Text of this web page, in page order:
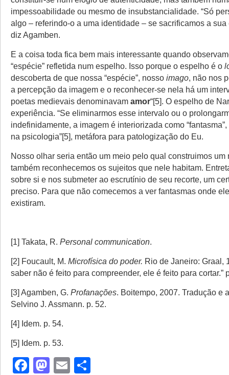
impessoabilidade ou mesmo de insubstancialidade. “Só
algo – referindo-o a uma identidade – se sacrificamos a sua
diz Agamben.
E a coisa toda fica bem mais interessante quando
“espécie” refletida num espelho. Isso porque o espelho é o
descoberta de que nossa “espécie”, nosso imago, não nos
a percepção da imagem e o reconhecer-se nela há um
poetas medievais denominavam amor“[5]. O espelho de
experiência. “Se eliminarmos esse intervalo ou o
indefinidamente, a imagem é interiorizada como
na psicologia”[5], metáfora para patologização do Eu.
Nosso olhar seria então um meio pelo qual construimos um
também reconhecemos os sujeitos que nele habitam.
sobre si e nos submeter ao escrutínio de seu recorte, um
preciso. Para que não comecemos a ver fantasmas onde
existiram.
[1] Takata, R. Personal communication.
[2] Foucault, M. Microfísica do poder. Rio de Janeiro: Graal,
saber não é feito para compreender, ele é feito para cortar.”
[3] Agamben, G. Profanações. Boitempo, 2007. Tradução e
Selvino J. Assmann. p. 52.
[4] Idem. p. 54.
[5] Idem. p. 53.
Facebook
Mastodon
Email